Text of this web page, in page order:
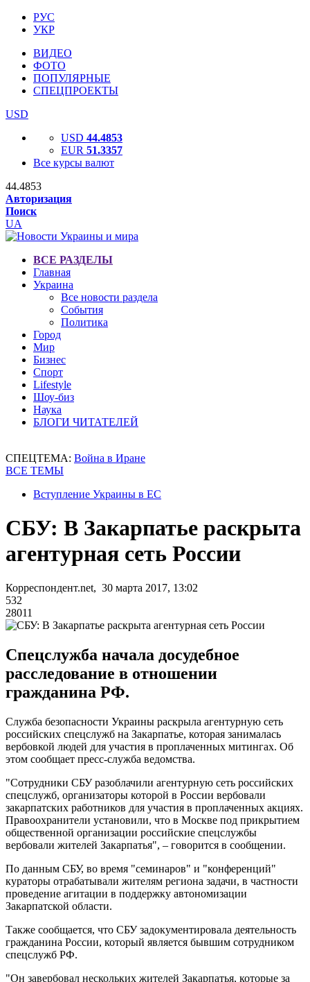
РУС
УКР
ВИДЕО
ФОТО
ПОПУЛЯРНЫЕ
СПЕЦПРОЕКТЫ
USD
USD 44.4853
EUR 51.3357
Все курсы валют
44.4853
Авторизация
Поиск
UA
ВСЕ РАЗДЕЛЫ
Главная
Украина
Все новости раздела
События
Политика
Город
Мир
Бизнес
Спорт
Lifestyle
Шоу-биз
Наука
БЛОГИ ЧИТАТЕЛЕЙ
СПЕЦТЕМА: Война в Иране
ВСЕ ТЕМЫ
Вступление Украины в ЕС
СБУ: В Закарпатье раскрыта
агентурная сеть России
Корреспондент.net, 30 марта 2017, 13:02
532
28011
Спецслужба начала досудебное
расследование в отношении
гражданина РФ.
Служба безопасности Украины раскрыла агентурную сеть
российских спецслужб на Закарпатье, которая занималась
вербовкой людей для участия в проплаченных митингах. Об
этом сообщает пресс-служба ведомства.
"Сотрудники СБУ разоблачили агентурную сеть российских
спецслужб, организаторы которой в России вербовали
закарпатских работников для участия в проплаченных акциях.
Правоохранители установили, что в Москве под прикрытием
общественной организации российские спецслужбы
вербовали жителей Закарпатья", – говорится в сообщении.
По данным СБУ, во время "семинаров" и "конференций"
кураторы отрабатывали жителям региона задачи, в частности
проведение агитации в поддержку автономизации
Закарпатской области.
Также сообщается, что СБУ задокументировала деятельность
гражданина России, который является бывшим сотрудником
спецслужб РФ.
"Он завербовал нескольких жителей Закарпатья, которые за